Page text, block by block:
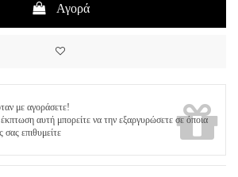
Αγορά
με αγοράσετε!
αυτή μπορείτε να την εξαργυρώσετε σε όποια
σας επιθυμείτε